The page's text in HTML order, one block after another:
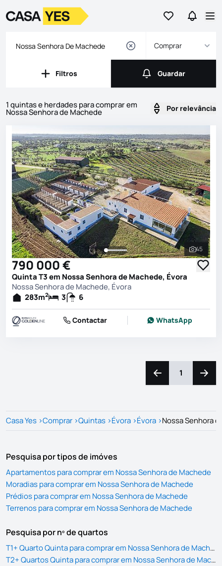
Ir para osIr para
LogoIr para a homepage
Comprar
Filtros
Filtros Guardar
Guardar
1 quintas e herdades para comprar em
Nossa Senhora de Machede Por relevância
Imóveis
Lista de Imóveis
Ver
45
790 000 €
Quinta T3 em Nossa Senhora de Machede, Évora
Nossa Senhora de Machede, Évora
283m2 3 6
Contactar WhatsApp
Navegação para a
1
Casa Yes >Comprar >Quintas >Évora >Évora >Nossa Senhora
Pesquisa por tipos de imóves
Apartamentos para comprar em Nossa Senhora de Machede
Moradias para comprar em Nossa Senhora de Machede
Prédios para comprar em Nossa Senhora de Machede
Terrenos para comprar em Nossa Senhora de Machede
Pesquisa por nº de quartos
T1+ Quarto Quinta para comprar em Nossa Senhora de Machede
T2+ Quartos Quinta para comprar em Nossa Senhora de Machede